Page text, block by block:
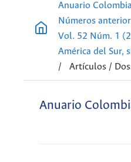
Anuario
Números
Vol. 52 Núm. 1
América del Sur,
/
Artículos /
Anuario